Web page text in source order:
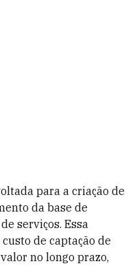
para a criação de
da base de
serviços. Essa
de captação de
no longo prazo,